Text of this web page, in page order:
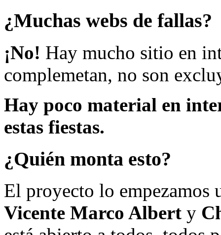
¿Muchas webs de fallas?
¡No! Hay mucho sitio en
complemetan, no son
Hay poco material en
estas fiestas.
¿Quién monta esto?
El proyecto lo empezamos
Vicente Marco Albert y